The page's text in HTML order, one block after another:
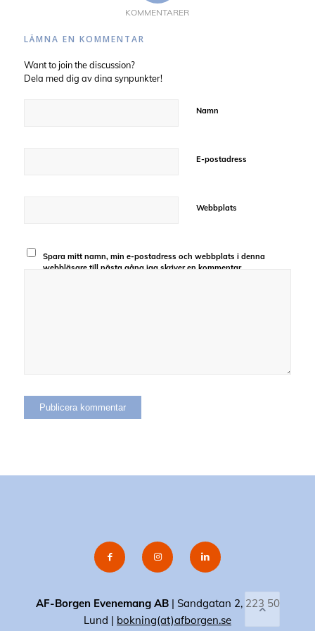
KOMMENTARER
LÄMNA EN KOMMENTAR
Want to join the discussion?
Dela med dig av dina synpunkter!
Namn
E-postadress
Webbplats
Spara mitt namn, min e-postadress och webbplats i denna
webbläsare till nästa gång jag skriver en kommentar.
AF-Borgen Evenemang AB| Sandgatan 2, 223 50
Lund | bokning(at)afborgen.se